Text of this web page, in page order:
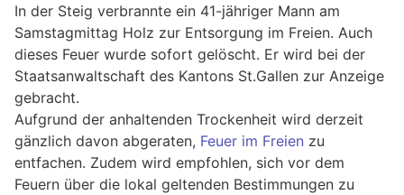
In der Steig verbrannte ein 41-jähriger Mann am
Samstagmittag Holz zur Entsorgung im Freien. Auch
dieses Feuer wurde sofort gelöscht. Er wird bei der
Staatsanwaltschaft des Kantons St.Gallen zur Anzeige
gebracht.
Aufgrund der anhaltenden Trockenheit wird derzeit
gänzlich davon abgeraten, Feuer im Freien zu
entfachen. Zudem wird empfohlen, sich vor dem
Feuern über die lokal geltenden Bestimmungen zu